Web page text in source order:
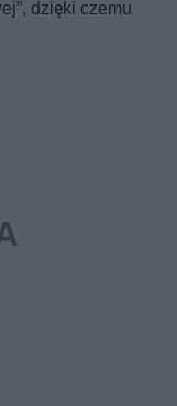
dzięki czemu